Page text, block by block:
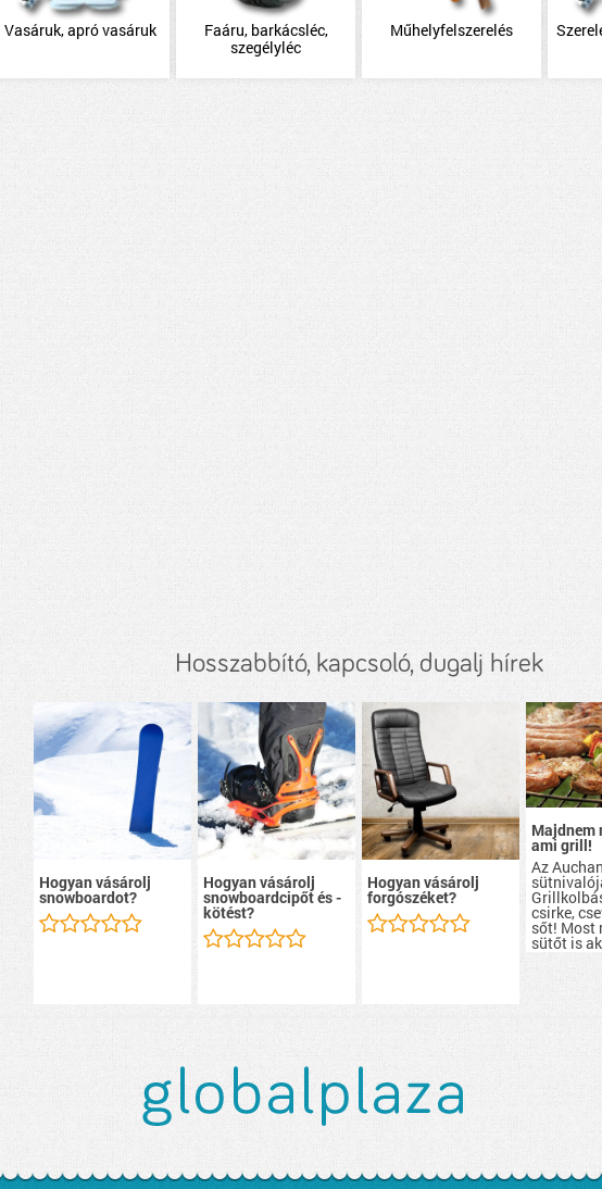
Vasáruk, apró vasáruk
Faáru, barkácsléc,
szegélyléc
Műhelyfelszerelés
Hosszabbító, kapcsoló, dugalj hírek
Hogyan vásárolj
snowboardot?
Hogyan vásárolj
snowboardcipőt és -
kötést?
Hogyan vásárolj
forgószéket?
Majdnem
ami grill!
Az
csirke,
sőt! Most
sütőt is